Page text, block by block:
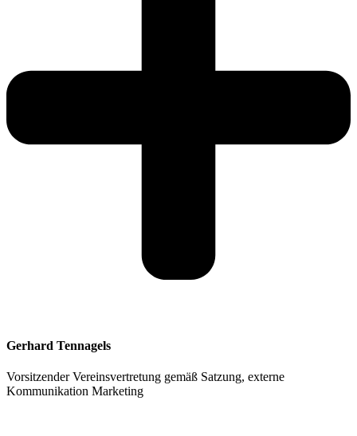
Gerhard Tennagels
Vorsitzender Vereinsvertretung gemäß Satzung, externe
Kommunikation Marketing